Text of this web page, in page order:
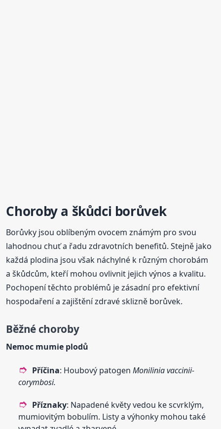
Choroby a škůdci borůvek
Borůvky jsou oblíbeným ovocem známým pro svou
lahodnou chuť a řadu zdravotních benefitů. Stejně jako
každá plodina jsou však náchylné k různým chorobám
a škůdcům, kteří mohou ovlivnit jejich výnos a kvalitu.
Pochopení těchto problémů je zásadní pro efektivní
hospodaření a zajištění zdravé sklizně borůvek.
Běžné choroby
Nemoc mumie plodů
Příčina: Houbový patogenMonilinia vaccinii-
corymbosi.
Příznaky: Napadené květy vedou ke scvrklým,
mumiovitým bobulím. Listy a výhonky mohou také